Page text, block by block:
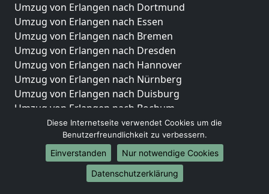
Umzug von Erlangen nach Dortmund
Umzug von Erlangen nach Essen
Umzug von Erlangen nach Bremen
Umzug von Erlangen nach Dresden
Umzug von Erlangen nach Hannover
Umzug von Erlangen nach Nürnberg
Umzug von Erlangen nach Duisburg
Umzug von Erlangen nach Bochum
Umzug von Erlangen nach Wuppertal
Umzug von Erlangen nach Bielefeld
Umzug von Erlangen nach Bonn
Umzug von Erlangen nach Münster
Diese Internetseite verwendet Cookies um die
Benutzerfreundlichkeit zu verbessern.
Einverstanden
Nur notwendige Cookies
Datenschutzerklärung